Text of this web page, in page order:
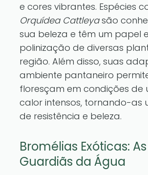
e cores vibrantes. Espécies
Orquídea Cattleyasão
sua beleza e têm um papel
polinização de diversas
região. Além disso, suas
ambiente pantaneiro
floresçam em condições de
calor intensos, tornando-as
de resistência e beleza.
Bromélias Exóticas: As
Guardiãs da Água